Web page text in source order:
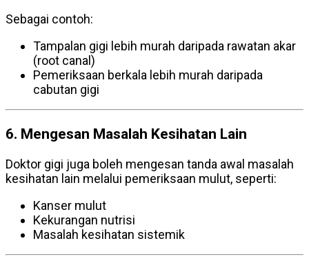
Sebagai contoh:
Tampalan gigi lebih murah daripada rawatan akar
(root canal)
Pemeriksaan berkala lebih murah daripada
cabutan gigi
6. Mengesan Masalah Kesihatan Lain
Doktor gigi juga boleh mengesan tanda awal masalah
kesihatan lain melalui pemeriksaan mulut, seperti:
Kanser mulut
Kekurangan nutrisi
Masalah kesihatan sistemik